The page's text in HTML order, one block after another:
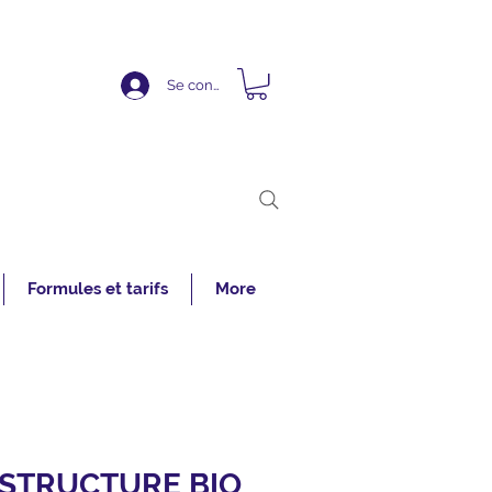
Se connecter
Formules et tarifs More